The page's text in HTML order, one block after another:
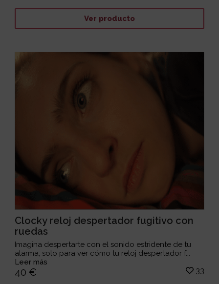
Ver producto
Clocky reloj despertador fugitivo con
ruedas
Imagina despertarte con el sonido estridente de tu
alarma, solo para ver cómo tu reloj despertador f...
Leer más
40 € 33